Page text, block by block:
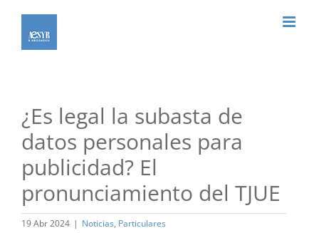
contenido
¿Es legal la subasta de
datos personales para
publicidad? El
pronunciamiento del TJUE
19 Abr 2024 | Noticias, Particulares